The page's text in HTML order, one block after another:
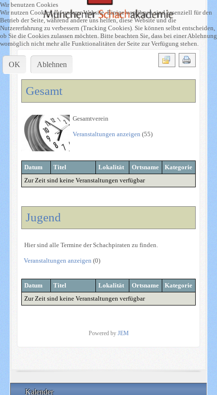
Kalender
Gesamt
Gesamtverein
Veranstaltungen anzeigen (55)
Datum Titel Lokalität Ortsname
Kategorie
Zur Zeit sind keine Veranstaltungen verfügbar
Jugend
Hier sind alle Termine der Schachpiraten zu finden.
Veranstaltungen anzeigen (0)
Datum Titel Lokalität Ortsname
Kategorie
Zur Zeit sind keine Veranstaltungen verfügbar
Powered by JEM
Wir benutzen Cookies
Wir nutzen Cookies auf unserer Website. Einige von ihnen sind essenziell für den
Betrieb der Seite, während andere uns helfen, diese Website und die
Nutzererfahrung zu verbessern (Tracking Cookies). Sie können selbst entscheiden,
ob Sie die Cookies zulassen möchten. Bitte beachten Sie, dass bei einer Ablehnung
womöglich nicht mehr alle Funktionalitäten der Seite zur Verfügung stehen.
OK Ablehnen